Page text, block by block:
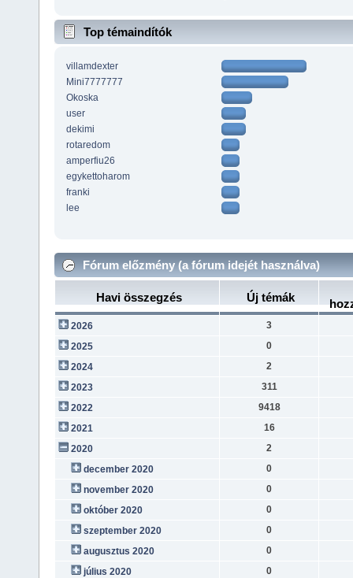
Top témaindítók
villamdexter
Mini7777777
Okoska
user
dekimi
rotaredom
amperfiu26
egykettoharom
franki
lee
Fórum előzmény (a fórum idejét használva)
Havi összegzés Új témák
2026
3
2025
0
2024
2
2023
311
2022
9418
2021
16
2020
2
december 2020
0
november 2020
0
október 2020
0
szeptember 2020
0
augusztus 2020
0
július 2020
0